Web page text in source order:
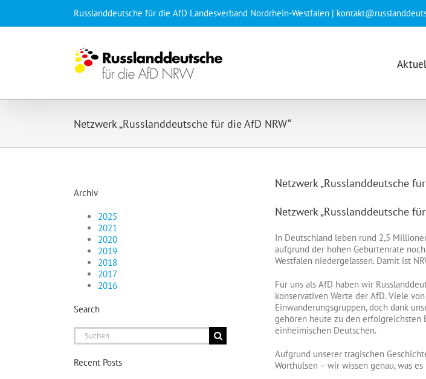
springen
Russlanddeutsche für die AfD Landesverband Nordrhein-Westfalen |
Netzwerk „Russlanddeutsche für die AfD NRW“
Netzwerk „Russlanddeutsche
Netzwerk „Russlanddeutsche
In Deutschland leben rund 2,5
aufgrund der hohen Geburtenrate
Westfalen niedergelassen. Damit ist
Für uns als AfD haben wir
konservativen Werte der AfD. Viele
Einwanderungsgruppen, doch dank
gehören heute zu den erfolgreichsten
einheimischen Deutschen.
Aufgrund unserer tragischen
Worthülsen – wir wissen genau, was
Archiv
2025
2021
2020
2019
2018
2017
2016
Search
Suche
nach:
Recent Posts